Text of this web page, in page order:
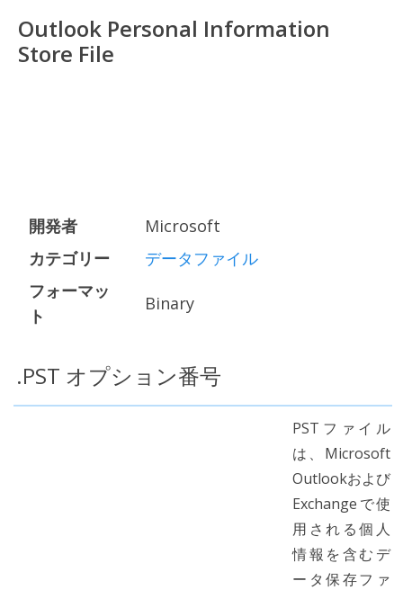
Outlook Personal Information
Store File
開発者
Microsoft
カテゴリー
データファイル
フォーマッ
ト
Binary
.PST オプション番号
PSTファイル
は、Microsoft
Outlookおよび
Exchangeで使
用される個人
情報を含むデ
ータ保存ファ